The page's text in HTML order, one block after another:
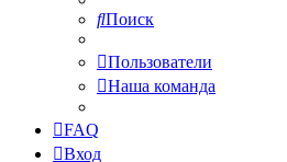
Поиск
Пользователи
Наша команда
FAQ
Вход